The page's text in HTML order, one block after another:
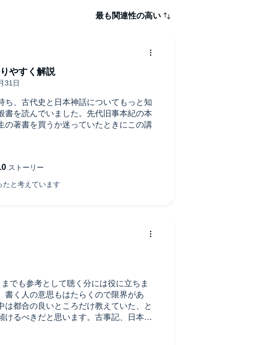
最も関連性の高い
ち、古代史と日本神話についてもっと知
書を読んでいました。先代旧事本紀の本
の著書を買うか迷っていたときにこの講
基本的な話から始まって、風土記や古語
、万葉集なども含めて幅広く様々な日本
話がとても印象に残りました。もっと
した。著書も読んでみようと思いま
やすく解説
でも参考として聴く分には役に立ちま
書く人の意思もはたらくので限界があ
は都合の良いところだけ教えていた、と
けるべきだと思います。古事記、日本書
。